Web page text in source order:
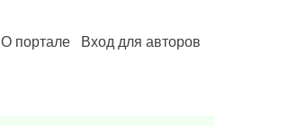
О портале Вход для авторов